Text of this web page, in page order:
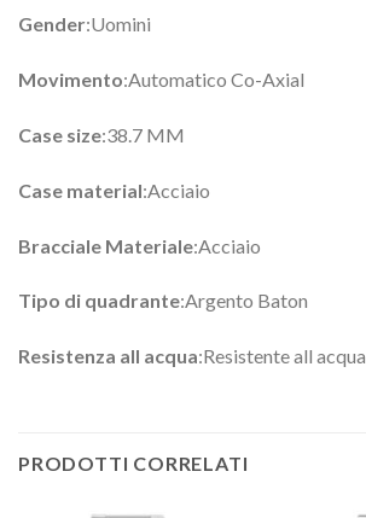
Gender:Uomini
Movimento:Automatico Co-Axial
Case size:38.7 MM
Case material:Acciaio
Bracciale Materiale:Acciaio
Tipo di quadrante:Argento Baton
Resistenza all acqua:Resistente all acqua
PRODOTTI CORRELATI